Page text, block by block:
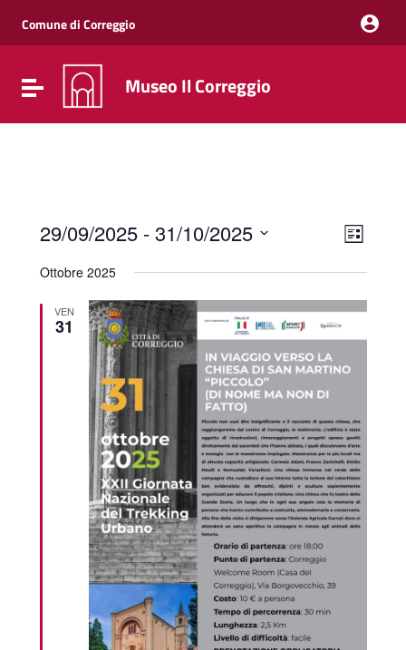
Vai al menu di navigazione
Vai al footer
Comune di Correggio
Attiva / disattiva la navigazione
Museo Il Correggio
Views
Event
Views
List
29/09/2025 - 31/10/2025
date.
Ottobre 2025
VEN
31